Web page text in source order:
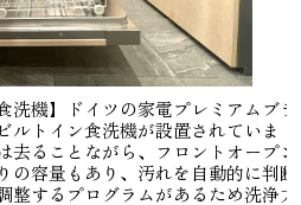
機】ドイツの家電プレミアムブラ
ルトイン食洗機が設置されていま
去ることながら、フロントオープン
の容量もあり、汚れを自動的に判断
整するプログラムがあるため洗浄力